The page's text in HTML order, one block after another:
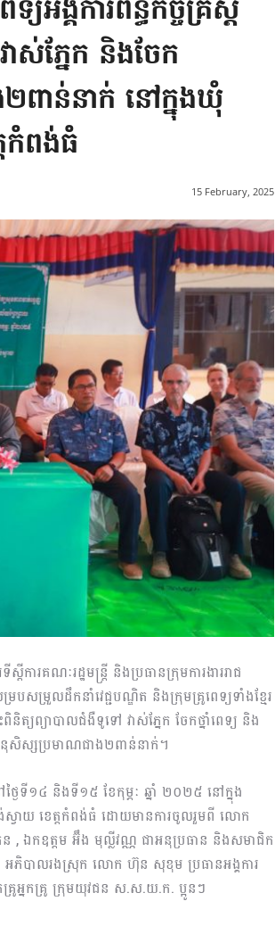
ភាព​
ព័ត៌មាន​
ង្គការព័ន្ធកិច្ចគ្រិស្ត
ស់ភ្នែក និងចែក
២ពាន់នាក់ នៅក្នុងឃុំ
កំពង់ធំ
15 February, 2025
ការគណៈរដ្ឋមន្ត្រី និងប្រធានក្រុមការងាររាជ
សម្រួលដឹកនាំវេជ្ជបណ្ឌិត និងក្រុមគ្រូពេទ្យទាំងខ្មែរ
ត្យព្យាបាលជំងឺទូទៅ វាស់ភ្នែក ចែកថ្នាំពេទ្យ និង
នុសិស្សប្រមាណជាង២ពាន់នាក់។
ថ្ងៃទី១៤ និងទី១៥ ខែកុម្ភៈ ឆ្នាំ ២០២៥ នៅក្នុង
វាយ ខេត្តកំពង់ធំ ដោយមានការចូលរួមពី លោក
, ឯកឧត្តម អ៊ឹង មុល្លីវណ្ណ ជាអនុប្រធាន និងសមាជិក
ា អភិបាលរងស្រុក លោក ហ៊ុន សុខុម ប្រធានអង្គការ
គ្រូអ្នកគ្រូ ក្រុមយុវជន ស.ស.យ.ក. ប្អូនៗ